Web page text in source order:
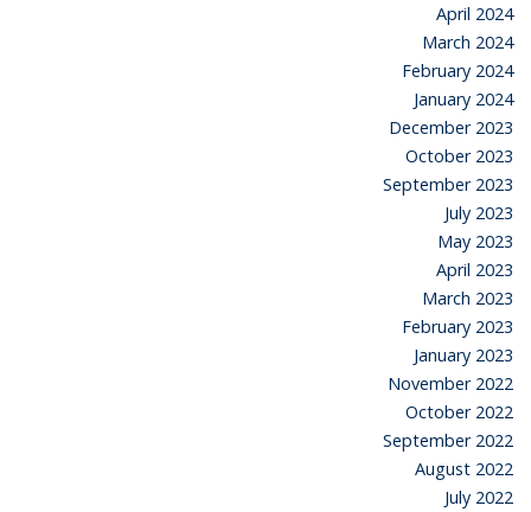
April 2024
March 2024
February 2024
January 2024
December 2023
October 2023
September 2023
July 2023
May 2023
April 2023
March 2023
February 2023
January 2023
November 2022
October 2022
September 2022
August 2022
July 2022